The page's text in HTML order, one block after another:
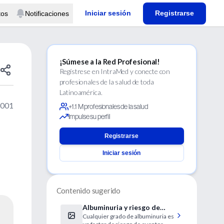
Notificaciones Iniciar sesión Registrarse
¡Súmese a la Red Profesional!
Regístrese en IntraMed y conecte con
profesionales de la salud de toda
Latinoamérica.
+1.1 M profesionales de la salud
Impulse su perfil
Registrarse
Iniciar sesión
Contenido sugerido
Albuminuria y riesgo de
eventos cardiovasculares,
Cualquier grado de albuminuria es